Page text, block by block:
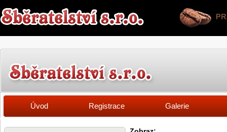
Úvod Registrace Galerie